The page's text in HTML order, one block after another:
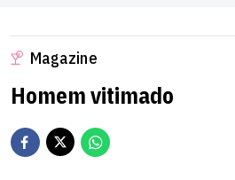
Magazine
Homem vitimado